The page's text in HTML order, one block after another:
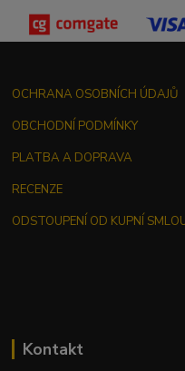
OCHRANA OSOBNÍCH ÚDAJŮ
OBCHODNÍ PODMÍNKY
PLATBA A DOPRAVA
RECENZE
ODSTOUPENÍ OD KUPNÍ
Kontakt